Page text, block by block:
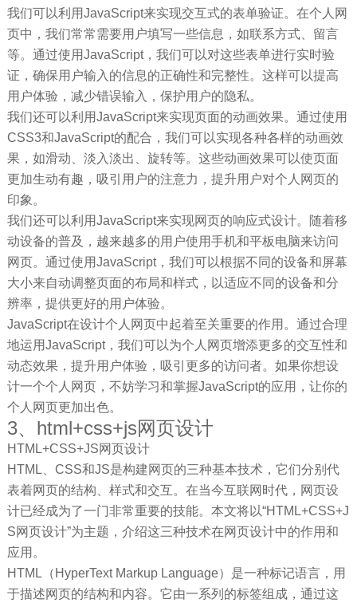
我们可以利用JavaScript来实现交互式的表单验证。在个人网
页中，我们常常需要用户填写一些信息，如联系方式、留言
等。通过使用JavaScript，我们可以对这些表单进行实时验
证，确保用户输入的信息的正确性和完整性。这样可以提高
用户体验，减少错误输入，保护用户的隐私。
我们还可以利用JavaScript来实现页面的动画效果。通过使用
CSS3和JavaScript的配合，我们可以实现各种各样的动画效
果，如滑动、淡入淡出、旋转等。这些动画效果可以使页面
更加生动有趣，吸引用户的注意力，提升用户对个人网页的
印象。
我们还可以利用JavaScript来实现网页的响应式设计。随着移
动设备的普及，越来越多的用户使用手机和平板电脑来访问
网页。通过使用JavaScript，我们可以根据不同的设备和屏幕
大小来自动调整页面的布局和样式，以适应不同的设备和分
辨率，提供更好的用户体验。
JavaScript在设计个人网页中起着至关重要的作用。通过合理
地运用JavaScript，我们可以为个人网页增添更多的交互性和
动态效果，提升用户体验，吸引更多的访问者。如果你想设
计一个个人网页，不妨学习和掌握JavaScript的应用，让你的
个人网页更加出色。
3、html+css+js网页设计
HTML+CSS+JS网页设计
HTML、CSS和JS是构建网页的三种基本技术，它们分别代
表着网页的结构、样式和交互。在当今互联网时代，网页设
计已经成为了一门非常重要的技能。本文将以“HTML+CSS+J
S网页设计”为主题，介绍这三种技术在网页设计中的作用和
应用。
HTML（HyperText Markup Language）是一种标记语言，用
于描述网页的结构和内容。它由一系列的标签组成，通过这